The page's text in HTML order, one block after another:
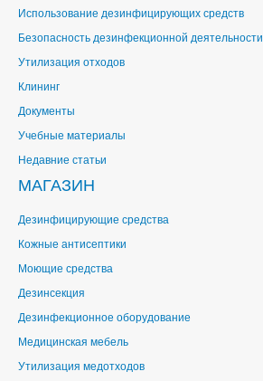
Использование дезинфицирующих средств
Безопасность дезинфекционной деятельности
Утилизация отходов
Клининг
Документы
Учебные материалы
Недавние статьи
МАГАЗИН
Дезинфицирующие средства
Кожные антисептики
Моющие средства
Дезинсекция
Дезинфекционное оборудование
Медицинская мебель
Утилизация медотходов